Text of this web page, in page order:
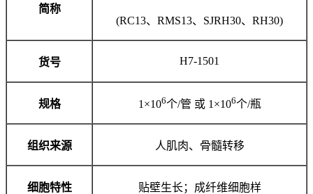
简称
(RC13、RMS13、SJRH30、RH30)
货号 H7-1501
规格 1×106个/管 或 1×106个/瓶
组织来源 人肌肉、骨髓转移
细胞特性 贴壁生长；成纤维细胞样